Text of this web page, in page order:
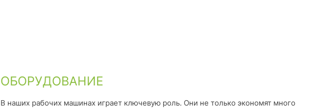
ОБОРУДОВАНИЕ
В наших рабочих машинах играет ключевую роль. Они не только экономят много